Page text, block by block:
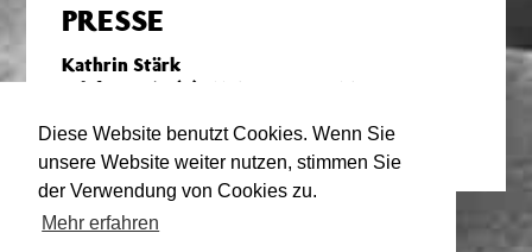
Diese Website benutzt Cookies. Wenn Sie
unsere Website weiter nutzen, stimmen Sie
der Verwendung von Cookies zu.
Mehr erfahren
PRESSE
Kathrin Stärk
Telefon: +49 (0)711 620 09 09 – 16